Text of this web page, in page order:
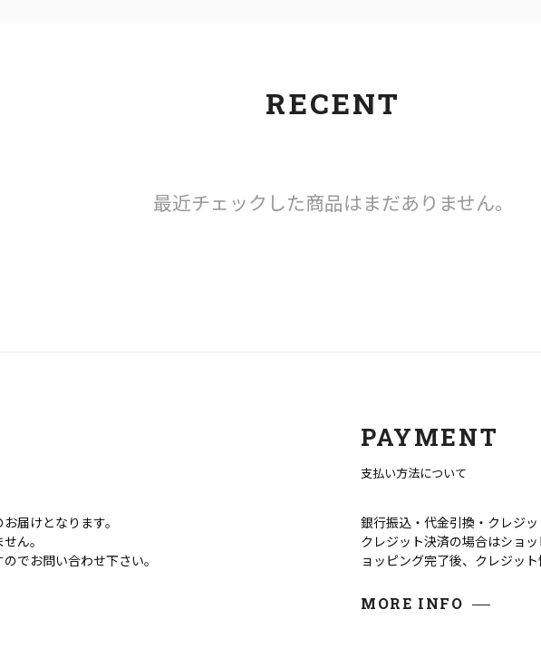
RECENT
最近チェックした商品はまだありません。
届けとなります。
ん。
でお問い合わせ下さい。
PAYMENT
支払い方法について
銀行振込・代金引換・クレジ
クレジット決済の場合はショ
ョッピング完了後、クレジッ
MORE INFO